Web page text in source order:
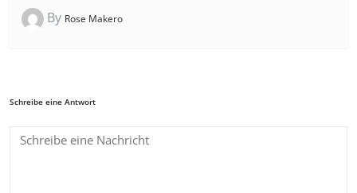
By Rose Makero
Schreibe eine Antwort